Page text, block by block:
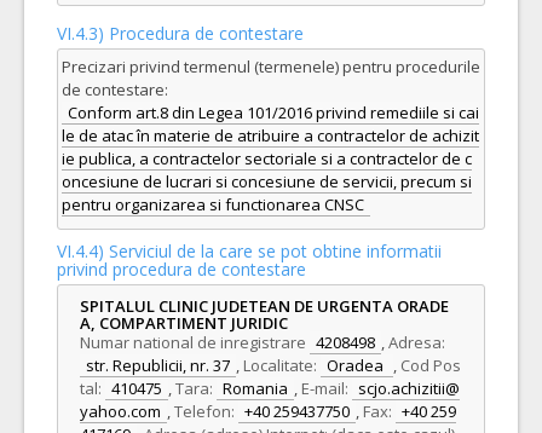
VI.4.3) Procedura de contestare
Precizari privind termenul (termenele) pentru procedurile
de contestare:
Conform art.8 din Legea 101/2016 privind remediile si cai
le de atac în materie de atribuire a contractelor de achizit
ie publica, a contractelor sectoriale si a contractelor de c
oncesiune de lucrari si concesiune de servicii, precum si
pentru organizarea si functionarea CNSC
VI.4.4) Serviciul de la care se pot obtine informatii
privind procedura de contestare
SPITALUL CLINIC JUDETEAN DE URGENTA ORADE
A, COMPARTIMENT JURIDIC
Numar national de inregistrare 4208498 ,Adresa:
str. Republicii, nr. 37 , Localitate: Oradea , Cod Pos
tal: 410475 ,Tara: Romania , E-mail: scjo.achizitii@
yahoo.com ,Telefon: +40 259437750 , Fax: +40 259